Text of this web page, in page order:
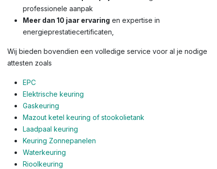
professionele aanpak
Meer dan 10 jaar ervaring en expertise in
energieprestatiecertificaten,
Wij bieden bovendien een volledige service voor al je nodige
attesten zoals
EPC
Elektrische keuring
Gaskeuring
Mazout ketel keuring of stookolietank
Laadpaal keuring
Keuring Zonnepanelen
Waterkeuring
Rioolkeuring